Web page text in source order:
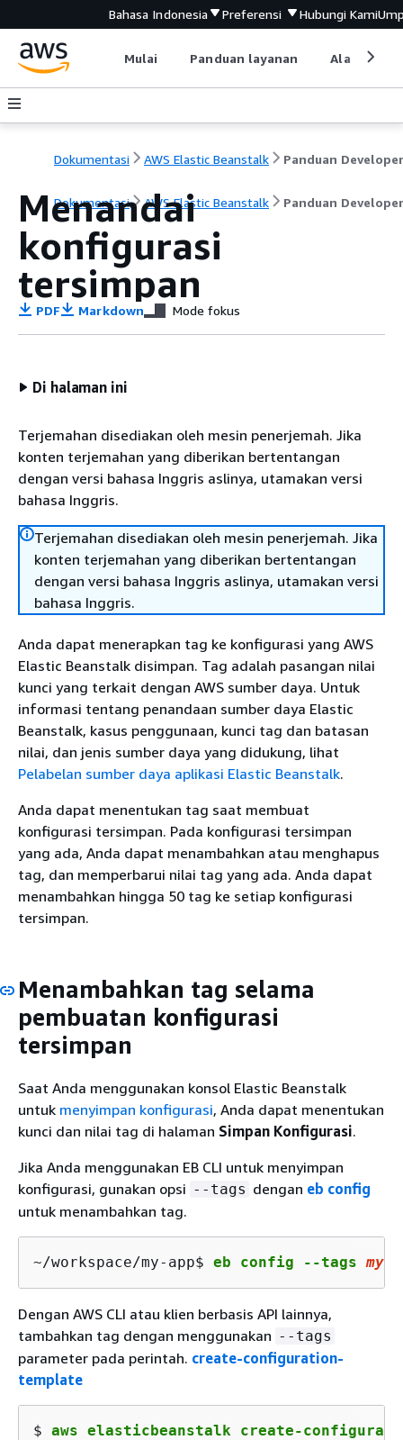
Bahasa Indonesia Preferensi Hubungi Kami
Mulai Panduan layanan Alat
Dokumentasi AWS Elastic Beanstalk Panduan Developer
Dokumentasi AWS Elastic Beanstalk Panduan Developer
Menandai
konfigurasi
tersimpan
PDF Markdown Mode fokus
Di halaman ini
Terjemahan disediakan oleh mesin penerjemah. Jika
konten terjemahan yang diberikan bertentangan
dengan versi bahasa Inggris aslinya, utamakan versi
bahasa Inggris.
Terjemahan disediakan oleh mesin penerjemah. Jika
konten terjemahan yang diberikan bertentangan
dengan versi bahasa Inggris aslinya, utamakan versi
bahasa Inggris.
Anda dapat menerapkan tag ke konfigurasi yang AWS
Elastic Beanstalk disimpan. Tag adalah pasangan nilai
kunci yang terkait dengan AWS sumber daya. Untuk
informasi tentang penandaan sumber daya Elastic
Beanstalk, kasus penggunaan, kunci tag dan batasan
nilai, dan jenis sumber daya yang didukung, lihat
Pelabelan sumber daya aplikasi Elastic Beanstalk.
Anda dapat menentukan tag saat membuat
konfigurasi tersimpan. Pada konfigurasi tersimpan
yang ada, Anda dapat menambahkan atau menghapus
tag, dan memperbarui nilai tag yang ada. Anda dapat
menambahkan hingga 50 tag ke setiap konfigurasi
tersimpan.
Menambahkan tag selama
pembuatan konfigurasi
tersimpan
Saat Anda menggunakan konsol Elastic Beanstalk
untuk menyimpan konfigurasi, Anda dapat menentukan
kunci dan nilai tag di halaman Simpan Konfigurasi.
Jika Anda menggunakan EB CLI untuk menyimpan
konfigurasi, gunakan opsi --tags dengan eb config
untuk menambahkan tag.
~/workspace/my-app$ eb config --tags
Dengan AWS CLI atau klien berbasis API lainnya,
tambahkan tag dengan menggunakan --tags
parameter pada perintah. create-configuration-
template
$ aws elasticbeanstalk create-